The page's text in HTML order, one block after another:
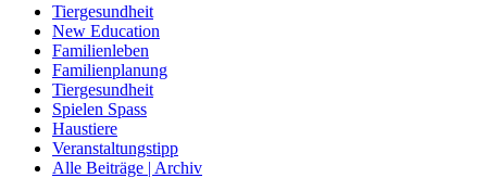
Tiergesundheit
New Education
Familienleben
Familienplanung
Tiergesundheit
Spielen Spass
Haustiere
Veranstaltungstipp
Alle Beiträge | Archiv